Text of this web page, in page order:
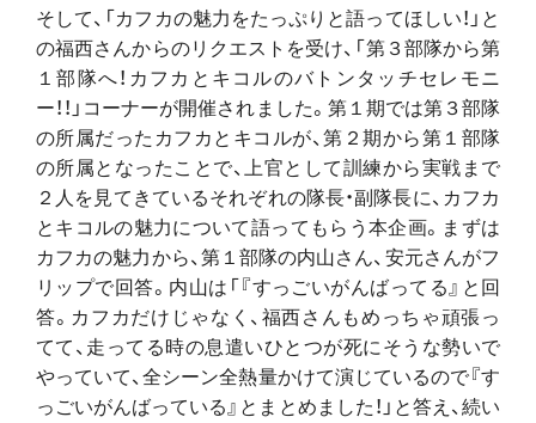
そして、「カフカの魅力をたっぷりと語ってほしい！」と
の福西さんからのリクエストを受け、「第３部隊から第
１部隊へ！カフカとキコルのバトンタッチセレモニ
ー！！」コーナーが開催されました。第１期では第３部隊
の所属だったカフカとキコルが、第２期から第１部隊
の所属となったことで、上官として訓練から実戦まで
２人を見てきているそれぞれの隊長・副隊長に、カフカ
とキコルの魅力について語ってもらう本企画。まずは
カフカの魅力から、第１部隊の内山さん、安元さんがフ
リップで回答。内山は「『すっごいがんばってる』と回
答。カフカだけじゃなく、福西さんもめっちゃ頑張っ
てて、走ってる時の息遣いひとつが死にそうな勢いで
やっていて、全シーン全熱量かけて演じているので『す
っごいがんばっている』とまとめました！」と答え、続い